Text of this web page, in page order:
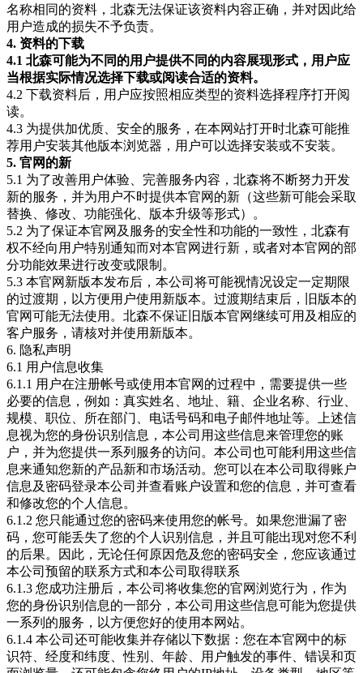
名称相同的资料，北森无法保证该资料内容正确，并对因此给
用户造成的损失不予负责。
4. 资料的下载
4.1 北森可能为不同的用户提供不同的内容展现形式，用户应
当根据实际情况选择下载或阅读合适的资料。
4.2 下载资料后，用户应按照相应类型的资料选择程序打开阅
读。
4.3 为提供加优质、安全的服务，在本网站打开时北森可能推
荐用户安装其他版本浏览器，用户可以选择安装或不安装。
5. 官网的新
5.1 为了改善用户体验、完善服务内容，北森将不断努力开发
新的服务，并为用户不时提供本官网的新（这些新可能会采取
替换、修改、功能强化、版本升级等形式）。
5.2 为了保证本官网及服务的安全性和功能的一致性，北森有
权不经向用户特别通知而对本官网进行新，或者对本官网的部
分功能效果进行改变或限制。
5.3 本官网新版本发布后，本公司将可能视情况设定一定期限
的过渡期，以方便用户使用新版本。过渡期结束后，旧版本的
官网可能无法使用。北森不保证旧版本官网继续可用及相应的
客户服务，请核对并使用新版本。
6. 隐私声明
6.1 用户信息收集
6.1.1 用户在注册帐号或使用本官网的过程中，需要提供一些
必要的信息，例如：真实姓名、地址、籍、企业名称、行业、
规模、职位、所在部门、电话号码和电子邮件地址等。上述信
息视为您的身份识别信息，本公司用这些信息来管理您的账
户，并为您提供一系列服务的访问。本公司也可能利用这些信
息来通知您新的产品新和市场活动。您可以在本公司取得账户
信息及密码登录本公司并查看账户设置和您的信息，并可查看
和修改您的个人信息。
6.1.2 您只能通过您的密码来使用您的帐号。如果您泄漏了密
码，您可能丢失了您的个人识别信息，并且可能出现对您不利
的后果。因此，无论任何原因危及您的密码安全，您应该通过
本公司预留的联系方式和本公司取得联系
6.1.3 您成功注册后，本公司将收集您的官网浏览行为，作为
您的身份识别信息的一部分，本公司用这些信息可能为您提供
一系列的服务，以方便您好的使用本网站。
6.1.4 本公司还可能收集并存储以下数据：您在本官网中的标
识符、经度和纬度、性别、年龄、用户触发的事件、错误和页